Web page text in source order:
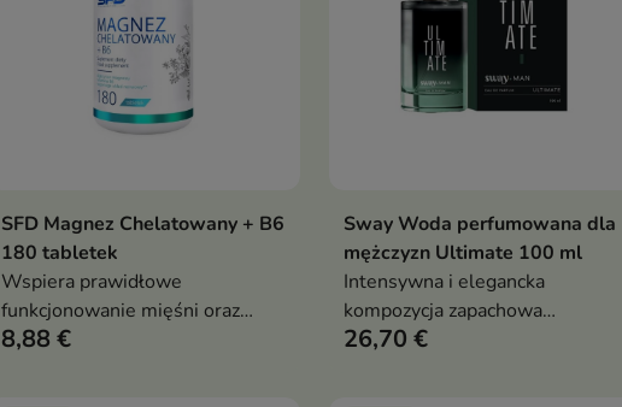
Dodaj do koszyka
SFD Magnez Chelatowany + B6
180 tabletek
Wspiera prawidłowe
funkcjonowanie mięśni oraz
układu nerwowego dzięki
8,88 €
Dodaj do koszyka
Sway Woda perfumowana dla
mężczyzn Ultimate 100 ml
Intensywna i elegancka
kompozycja zapachowa
stworzona dla mężczyzny
26,70 €